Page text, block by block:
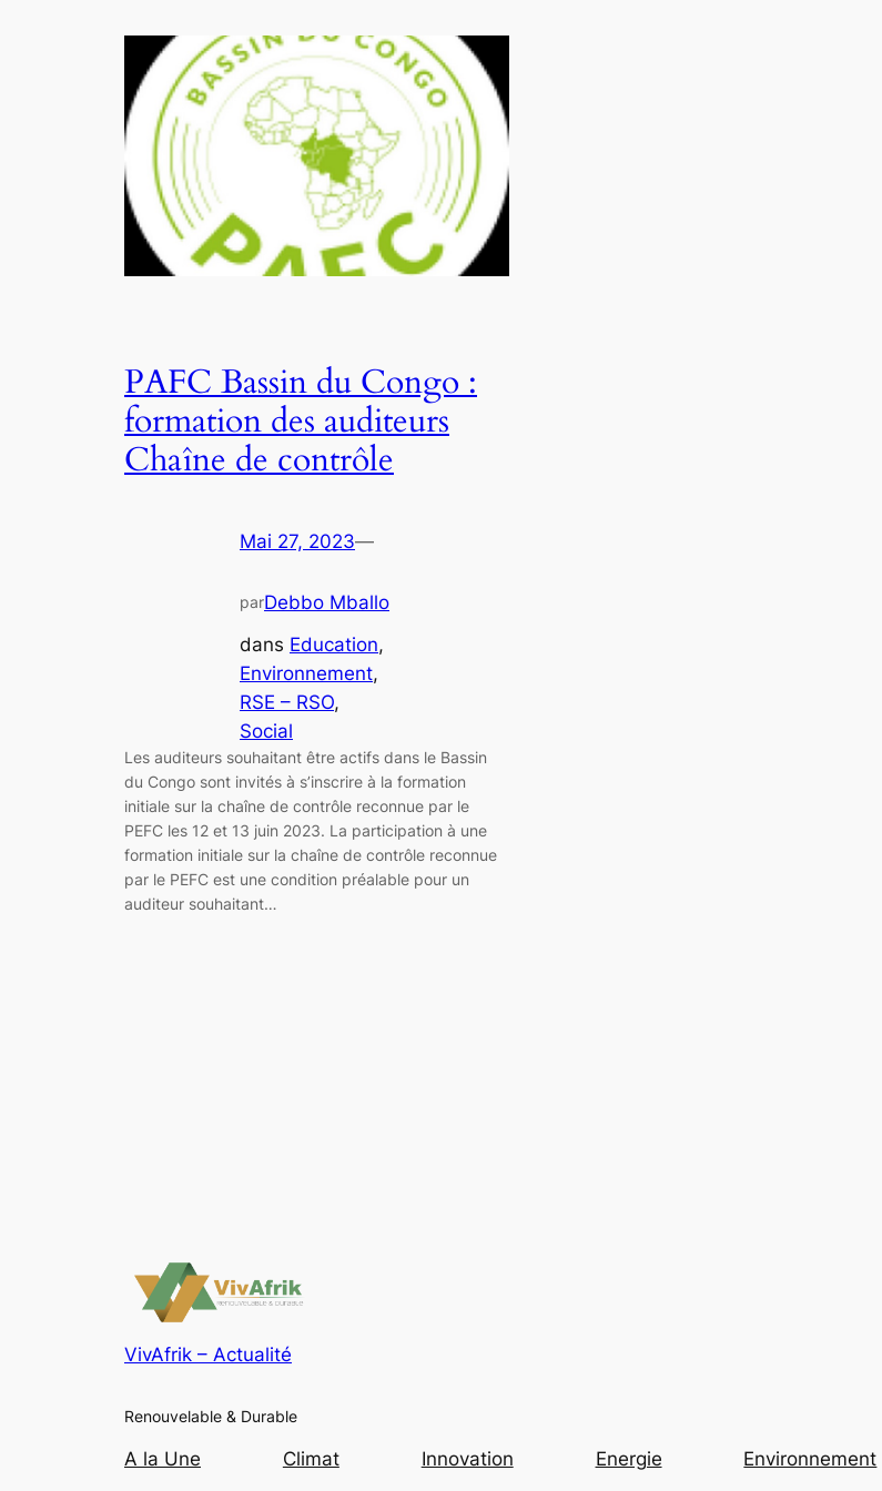
PAFC Bassin du Congo :
formation des auditeurs
Chaîne de contrôle
Mai 27, 2023—
parDebbo Mballo
dans Education
Environnement
RSE – RSO
Social
Les auditeurs souhaitant être actifs dans le Bassin
du Congo sont invités à s’inscrire à la formation
initiale sur la chaîne de contrôle reconnue par le
PEFC les 12 et 13 juin 2023. La participation à une
formation initiale sur la chaîne de contrôle reconnue
par le PEFC est une condition préalable pour un
auditeur souhaitant…
VivAfrik – Actualité
Renouvelable & Durable
A la Une Climat Innovation Energie Environnement